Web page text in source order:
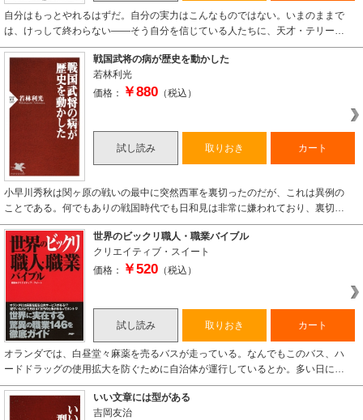
自分はもっとやれるはずだ。自分の実力はこんなものではない。いまのままで
は、けっして終わらない――そう自分を信じている人たちに、天才・テリー…
戦国武将の病が歴史を動かした
若林利光
価格：
￥880 （税込）
試し読み 取りおき カート
小早川秀秋は関ヶ原の戦いの最中に突然西軍を裏切ったのだが、これは異例の
ことである。何でもありの戦国時代でも日和見は非常に嫌われており、裏切…
世界のビックリ職人・職業バイブル
クリエイティブ・スイート
価格：
￥520 （税込）
試し読み 取りおき カート
オランダでは、白昼堂々麻薬を売るバスが走っている。なんでもこのバス、ハ
ードドラッグの使用拡大を防ぐために自治体が運行しているとか。多い日に…
いい文章には型がある
吉岡友治